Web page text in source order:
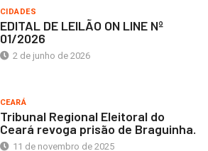
CIDADES
EDITAL DE LEILÃO ON LINE Nº
01/2026
2 de junho de 2026
CEARÁ
Tribunal Regional Eleitoral do
Ceará revoga prisão de Braguinha.
11 de novembro de 2025